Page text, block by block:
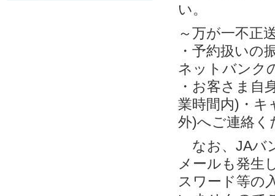
い。
～万が一不正
・予約扱いの
ネットバンク
・お客さま自
業時間内)・キ
外)へご連絡く
なお、JAバ
メールも発生
スワード等の